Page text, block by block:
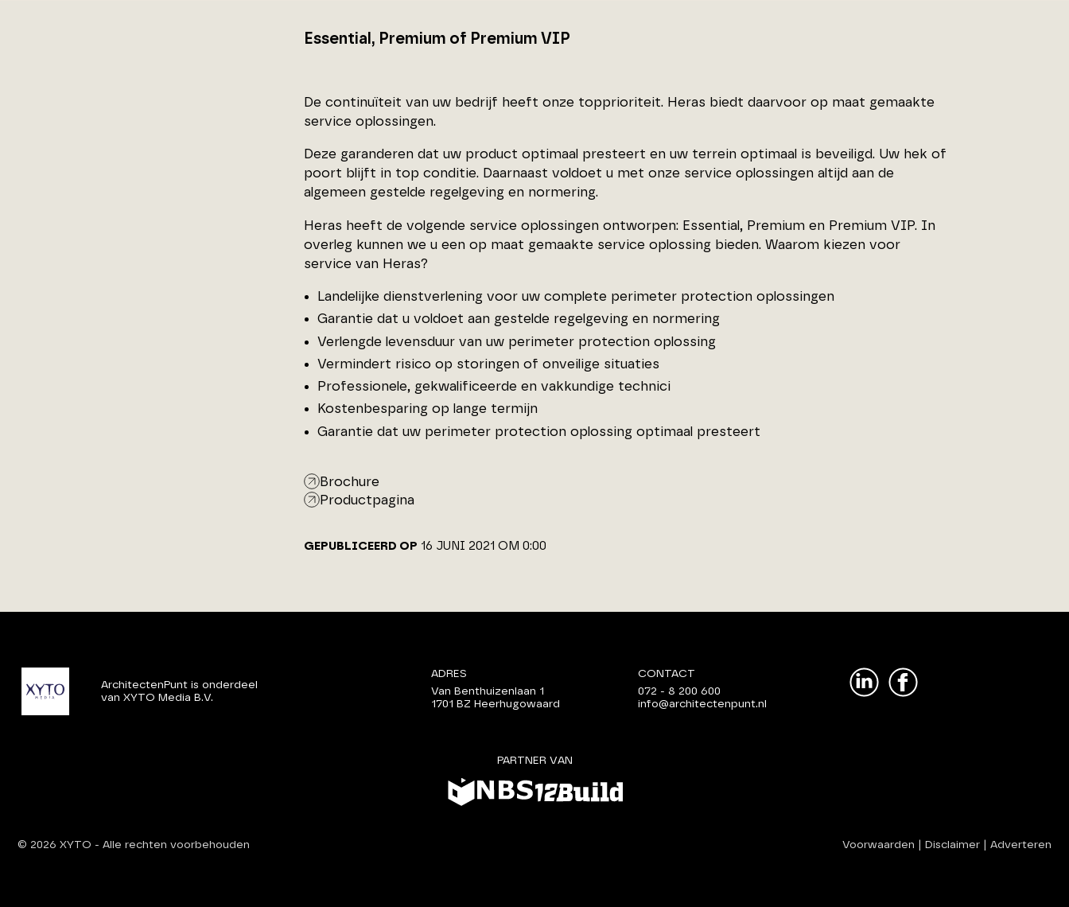
Essential, Premium of Premium VIP
De continuïteit van uw bedrijf heeft onze topprioriteit. Heras biedt daarvoor op maat gemaakte
service oplossingen.
Deze garanderen dat uw product optimaal presteert en uw terrein optimaal is beveiligd. Uw hek of
poort blijft in top conditie. Daarnaast voldoet u met onze service oplossingen altijd aan de
algemeen gestelde regelgeving en normering.
Heras heeft de volgende service oplossingen ontworpen: Essential, Premium en Premium VIP. In
overleg kunnen we u een op maat gemaakte service oplossing bieden. Waarom kiezen voor
service van Heras?
Landelijke dienstverlening voor uw complete perimeter protection oplossingen
Garantie dat u voldoet aan gestelde regelgeving en normering
Verlengde levensduur van uw perimeter protection oplossing
Vermindert risico op storingen of onveilige situaties
Professionele, gekwalificeerde en vakkundige technici
Kostenbesparing op lange termijn
Garantie dat uw perimeter protection oplossing optimaal presteert
Brochure
Productpagina
GEPUBLICEERD OP 16 JUNI 2021 OM 0:00
ArchitectenPunt is onderdeel
van XYTO Media B.V.
ADRES
Van Benthuizenlaan 1
1701 BZ Heerhugowaard
CONTACT
072 - 8 200 600
info@architectenpunt.nl
PARTNER VAN
Voorwaarden Disclaimer Adverteren
© 2026 XYTO - Alle rechten voorbehouden